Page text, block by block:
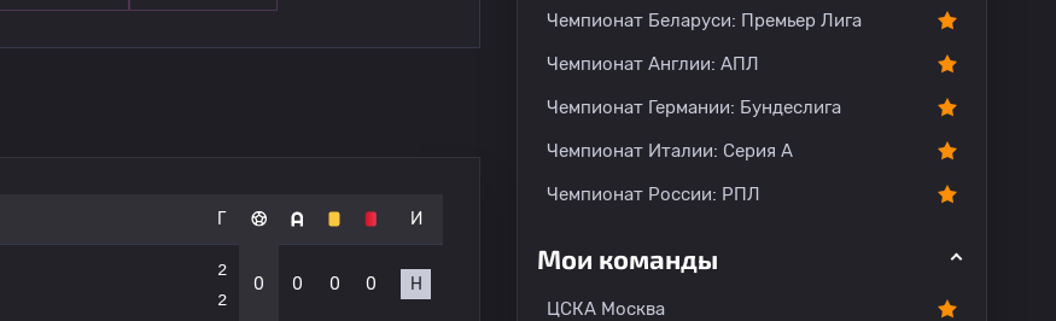
Г И
2
2
0 0 0 0 Н
Чемпионат Беларуси: Премьер Лига
Чемпионат Англии: АПЛ
Чемпионат Германии: Бундеслига
Чемпионат Италии: Серия А
Чемпионат России: РПЛ
Мои команды
ЦСКА Москва